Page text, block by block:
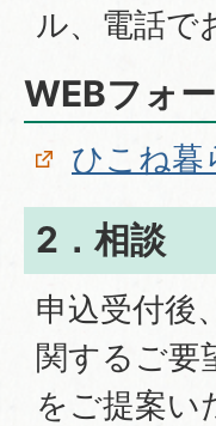
ル、電話で
WEBフォ
ひこね暮
2．相談
申込受付後
関するご要
をご提案い